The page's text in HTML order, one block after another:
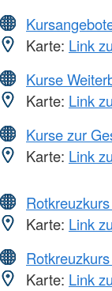
Karte: Link
Kurse
Karte: Link
Kurse zur
Karte: Link
Karte: Link
Karte: Link